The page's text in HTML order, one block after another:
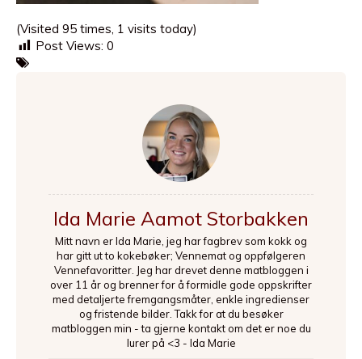
(Visited 95 times, 1 visits today)
Post Views: 0
Ida Marie Aamot Storbakken
Mitt navn er Ida Marie, jeg har fagbrev som kokk og
har gitt ut to kokebøker; Vennemat og oppfølgeren
Vennefavoritter. Jeg har drevet denne matbloggen i
over 11 år og brenner for å formidle gode oppskrifter
med detaljerte fremgangsmåter, enkle ingredienser
og fristende bilder. Takk for at du besøker
matbloggen min - ta gjerne kontakt om det er noe du
lurer på <3 - Ida Marie